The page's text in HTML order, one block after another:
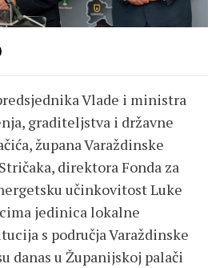
Vlade i ministra
graditeljstva i državne
župana Varaždinske
direktora Fonda za
učinkovitost Luke
jedinica lokalne
s područja Varaždinske
danas u Županijskoj palači